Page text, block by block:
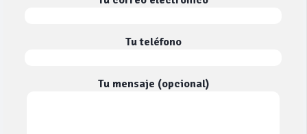
Tu teléfono
Tu mensaje (opcional)